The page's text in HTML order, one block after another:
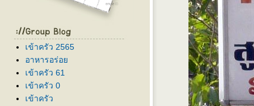
เข้าครัว 2565
อาหารอร่อ
เข้าครัว 61
เข้าครัว 0
เข้าครัว